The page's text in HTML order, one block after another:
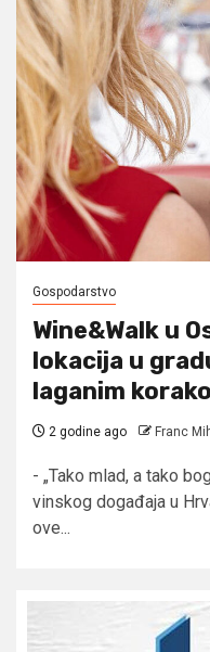
Gospodarstvo
Wine&Walk u
lokacija u
laganim
2 godine ago Franc
- „Tako mlad, a tako
vinskog događaja u
ove...